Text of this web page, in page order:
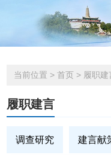
当前位置 > 首页 > 履职建
履职建言
调查研究 建言献